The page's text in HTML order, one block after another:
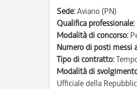
Sede:Aviano (PN)
Qualifica professionale:
Modalità di concorso:
Numero di posti messi
Tipo di contratto:
Modalità di
Ufficiale della